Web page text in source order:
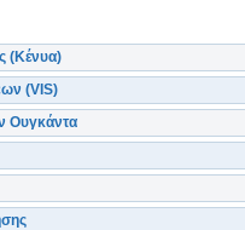
(Κένυα)
(VIS)
Ουγκάντα